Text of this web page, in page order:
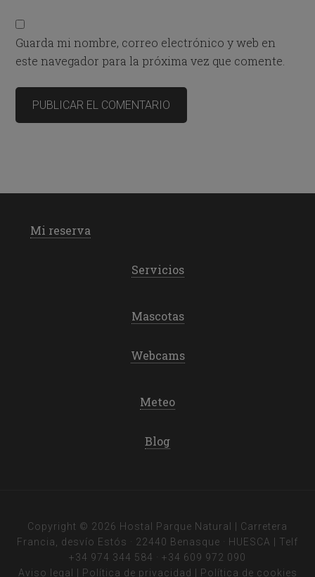
Guarda mi nombre, correo electrónico y web en
este navegador para la próxima vez que comente.
Mi reserva
Servicios
Mascotas
Webcams
Meteo
Blog
Copyright © 2026 Hostal Parque Natural | Carretera
Francia, desvío Estós · 22440 Benasque · HUESCA | Telf
+34 974 344 584 · +34 609 972 090
Aviso legal
Política de privacidad Política de cookies